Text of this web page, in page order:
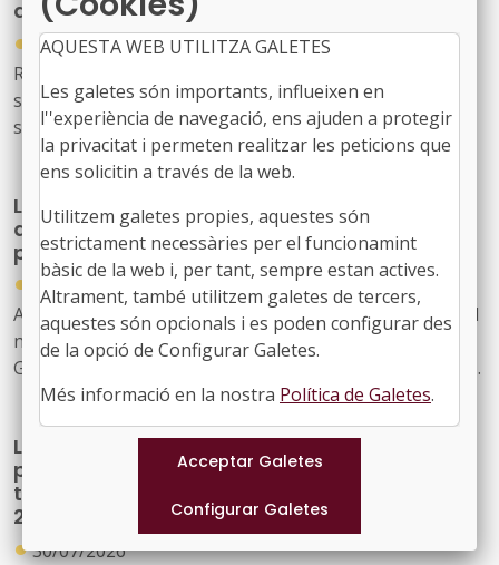
afectades pels incendis forestals
●
30/07/2026
Reial decret llei 20/2026, de 29 de juliol, pel qual
s’estableixen mesures urgents de protecció laboral i
social davant els incendis forestals.
La Generalitat actualitza el model de relació
amb L'Energètica per reforçar els serveis
públics d'energia
●
30/07/2026
Acord GOV/198/2026, de 28 de juliol, pel qual s'aprova el
nou model de relació entre l'Administració de la
Generalitat i el seu sector públic i Energies Renovables
Públiques de Catalunya, SAU (L'Energètica), i
s'encarrega a L'Energètica la provisió general de serveis
en l'àmbit de l'energia
La Generalitat crea un programa temporal
per impulsar la descarbonització i la
transició cap a una indústria neta fins al
2030
●30/07/2026
AQUESTA WEB UTILITZA GALETES
Les galetes són importants, influeixen en
l''experiència de navegació, ens ajuden a protegir
la privacitat i permeten realitzar les peticions que
ens solicitin a través de la web.
Utilitzem galetes propies, aquestes són
estrictament necessàries per el funcionamint
bàsic de la web i, per tant, sempre estan actives.
Altrament, també utilitzem galetes de tercers,
aquestes són opcionals i es poden configurar des
de la opció de Configurar Galetes.
Més informació en la nostra Política de Galetes.